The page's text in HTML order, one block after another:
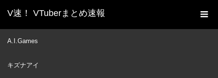
V速！ VTuberまとめ速報
A.I.Games
キズナアイ
ホーム
新着動画一覧